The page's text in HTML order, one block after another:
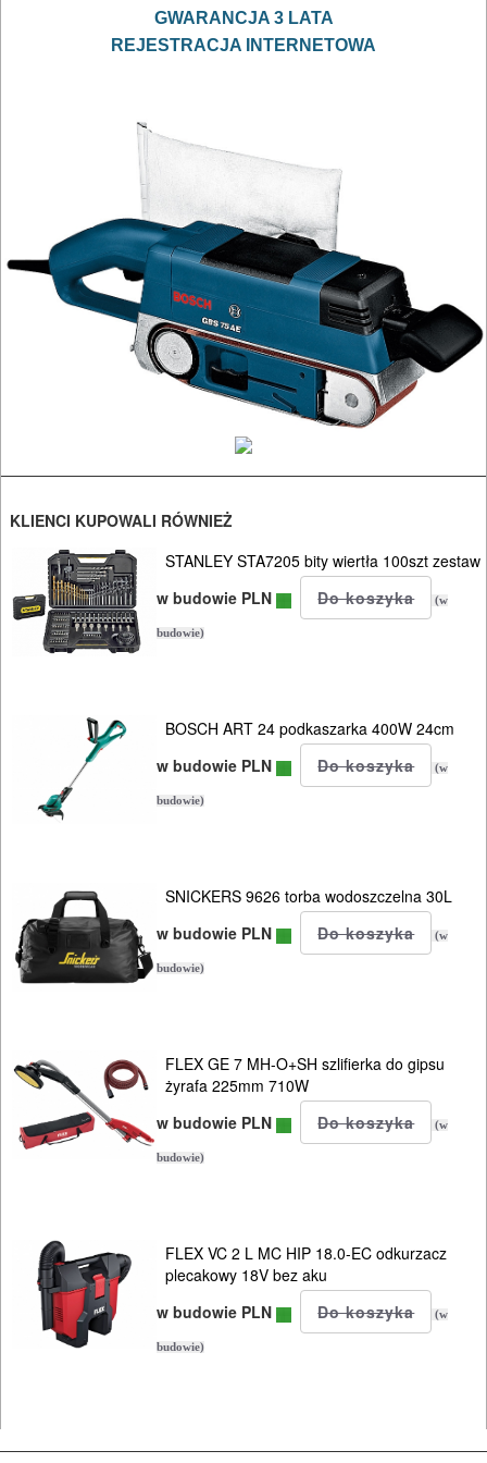
przecinarki
budowlane
satyniarki
strugi,
szlifierki
kątowe
szlifierki
mimośrod.
szlifierki
szlifierki
proste
szlifierki
szlifierki
tarczowe
szlifierki
ukosnice
do
drewna
bez
posuwu
GWARANCJA 3 LATA
REJESTRACJA INTERNETOWA
KLIENCI KUPOWALI RÓWNIEŻ
STANLEY STA7205 bity wiertła 100szt zestaw
w budowie PLN
(w
budowie)
BOSCH ART 24 podkaszarka 400W 24cm
w budowie PLN
(w
budowie)
SNICKERS 9626 torba wodoszczelna 30L
w budowie PLN
(w
budowie)
FLEX GE 7 MH-O+SH szlifierka do gipsu
żyrafa 225mm 710W
w budowie PLN
(w
budowie)
FLEX VC 2 L MC HIP 18.0-EC odkurzacz
plecakowy 18V bez aku
w budowie PLN
(w
budowie)